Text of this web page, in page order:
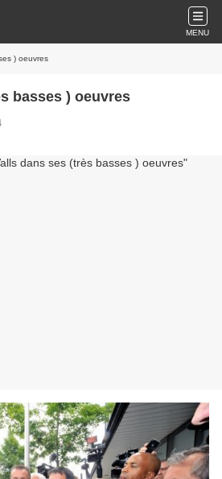
MENU
) oeuvres
basses ) oeuvres